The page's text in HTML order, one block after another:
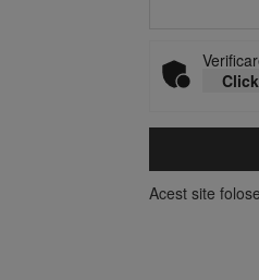
Acest site